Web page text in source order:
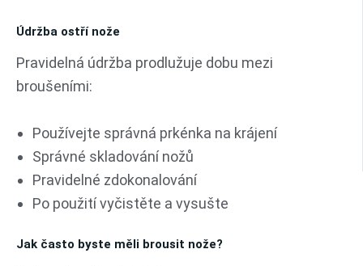
Údržba ostří nože
Pravidelná údržba prodlužuje dobu mezi
broušeními:
Používejte správná prkénka na krájení
Správné skladování nožů
Pravidelné zdokonalování
Po použití vyčistěte a vysušte
Jak často byste měli brousit nože?